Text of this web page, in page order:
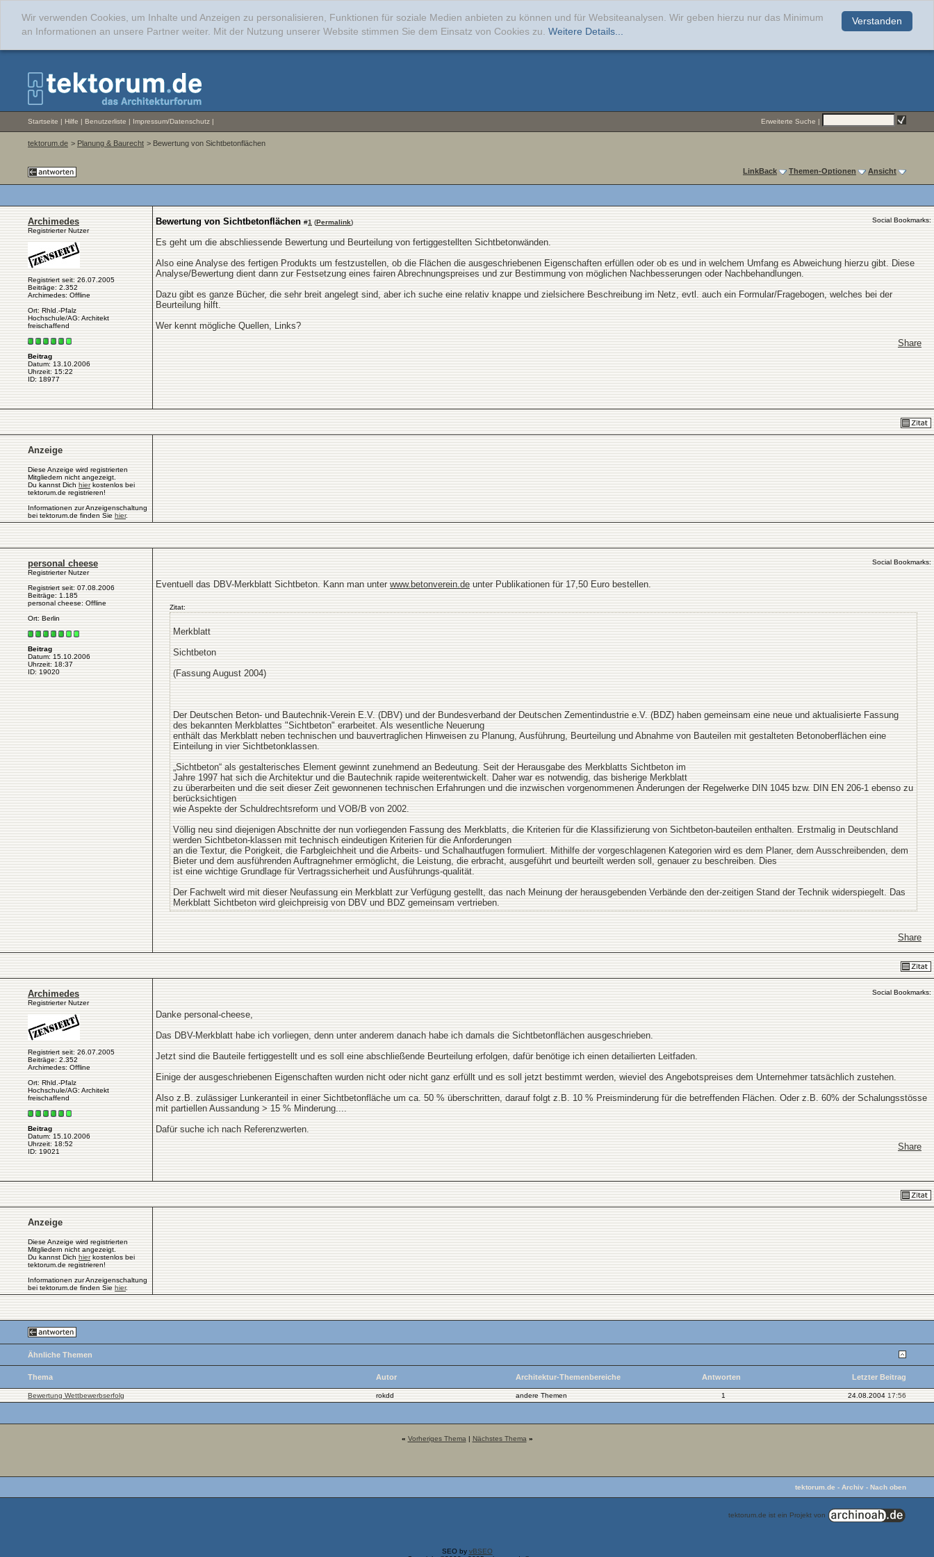
Verstanden
Wir verwenden Cookies, um Inhalte und Anzeigen zu personalisieren, Funktionen für soziale Medien anbieten zu können und für Websiteanalysen. Wir geben hierzu nur das Minimum
an Informationen an unsere Partner weiter. Mit der Nutzung unserer Website stimmen Sie dem Einsatz von Cookies zu. Weitere Details...
Startseite | Hilfe | Benutzerliste | Impressum/Datenschutz | Erweiterte Suche |
tektorum.de > Planung & Baurecht > Bewertung von Sichtbetonflächen
LinkBack Themen-Optionen Ansicht
Archimedes
Registrierter Nutzer
Registriert seit: 26.07.2005
Beiträge: 2.352
Archimedes: Offline
Ort: Rhld.-Pfalz
Hochschule/AG: Architekt
freischaffend
Beitrag
Datum: 13.10.2006
Uhrzeit: 15:22
ID: 18977
Bewertung von Sichtbetonflächen #1 (Permalink) Social Bookmarks:
Es geht um die abschliessende Bewertung und Beurteilung von fertiggestellten Sichtbetonwänden.
Also eine Analyse des fertigen Produkts um festzustellen, ob die Flächen die ausgeschriebenen Eigenschaften erfüllen oder ob es und in welchem Umfang es Abweichung hierzu gibt. Diese
Analyse/Bewertung dient dann zur Festsetzung eines fairen Abrechnungspreises und zur Bestimmung von möglichen Nachbesserungen oder Nachbehandlungen.
Dazu gibt es ganze Bücher, die sehr breit angelegt sind, aber ich suche eine relativ knappe und zielsichere Beschreibung im Netz, evtl. auch ein Formular/Fragebogen, welches bei der
Beurteilung hilft.
Wer kennt mögliche Quellen, Links?
Share
Anzeige
Diese Anzeige wird registrierten
Mitgliedern nicht angezeigt.
Du kannst Dich hierkostenlos bei
tektorum.de registrieren!
Informationen zur Anzeigenschaltung
bei tektorum.de finden Sie hier.
personal cheese
Registrierter Nutzer
Registriert seit: 07.08.2006
Beiträge: 1.185
personal cheese: Offline
Ort: Berlin
Beitrag
Datum: 15.10.2006
Uhrzeit: 18:37
ID: 19020
Social Bookmarks:
Eventuell das DBV-Merkblatt Sichtbeton. Kann man unter www.betonverein.de unter Publikationen für 17,50 Euro bestellen.
Zitat:
Merkblatt
Sichtbeton
(Fassung August 2004)
Der Deutschen Beton- und Bautechnik-Verein E.V. (DBV) und der Bundesverband der Deutschen Zementindustrie e.V. (BDZ) haben gemeinsam eine neue und aktualisierte Fassung
des bekannten Merkblattes "Sichtbeton" erarbeitet. Als wesentliche Neuerung
enthält das Merkblatt neben technischen und bauvertraglichen Hinweisen zu Planung, Ausführung, Beurteilung und Abnahme von Bauteilen mit gestalteten Betonoberflächen eine
Einteilung in vier Sichtbetonklassen.
„Sichtbeton“ als gestalterisches Element gewinnt zunehmend an Bedeutung. Seit der Herausgabe des Merkblatts Sichtbeton im
Jahre 1997 hat sich die Architektur und die Bautechnik rapide weiterentwickelt. Daher war es notwendig, das bisherige Merkblatt
zu überarbeiten und die seit dieser Zeit gewonnenen technischen Erfahrungen und die inzwischen vorgenommenen Änderungen der Regelwerke DIN 1045 bzw. DIN EN 206-1 ebenso zu
berücksichtigen
wie Aspekte der Schuldrechtsreform und VOB/B von 2002.
Völlig neu sind diejenigen Abschnitte der nun vorliegenden Fassung des Merkblatts, die Kriterien für die Klassifizierung von Sichtbeton-bauteilen enthalten. Erstmalig in Deutschland
werden Sichtbeton-klassen mit technisch eindeutigen Kriterien für die Anforderungen
an die Textur, die Porigkeit, die Farbgleichheit und die Arbeits- und Schalhautfugen formuliert. Mithilfe der vorgeschlagenen Kategorien wird es dem Planer, dem Ausschreibenden, dem
Bieter und dem ausführenden Auftragnehmer ermöglicht, die Leistung, die erbracht, ausgeführt und beurteilt werden soll, genauer zu beschreiben. Dies
ist eine wichtige Grundlage für Vertragssicherheit und Ausführungs-qualität.
Der Fachwelt wird mit dieser Neufassung ein Merkblatt zur Verfügung gestellt, das nach Meinung der herausgebenden Verbände den der-zeitigen Stand der Technik widerspiegelt. Das
Merkblatt Sichtbeton wird gleichpreisig von DBV und BDZ gemeinsam vertrieben.
Share
Archimedes
Registrierter Nutzer
Registriert seit: 26.07.2005
Beiträge: 2.352
Archimedes: Offline
Ort: Rhld.-Pfalz
Hochschule/AG: Architekt
freischaffend
Beitrag
Datum: 15.10.2006
Uhrzeit: 18:52
ID: 19021
Social Bookmarks:
Danke personal-cheese,
Das DBV-Merkblatt habe ich vorliegen, denn unter anderem danach habe ich damals die Sichtbetonflächen ausgeschrieben.
Jetzt sind die Bauteile fertiggestellt und es soll eine abschließende Beurteilung erfolgen, dafür benötige ich einen detailierten Leitfaden.
Einige der ausgeschriebenen Eigenschaften wurden nicht oder nicht ganz erfüllt und es soll jetzt bestimmt werden, wieviel des Angebotspreises dem Unternehmer tatsächlich zustehen.
Also z.B. zulässiger Lunkeranteil in einer Sichtbetonfläche um ca. 50 % überschritten, darauf folgt z.B. 10 % Preisminderung für die betreffenden Flächen. Oder z.B. 60% der Schalungsstösse
mit partiellen Aussandung > 15 % Minderung....
Dafür suche ich nach Referenzwerten.
Share
Anzeige
Diese Anzeige wird registrierten
Mitgliedern nicht angezeigt.
Du kannst Dich hierkostenlos bei
tektorum.de registrieren!
Informationen zur Anzeigenschaltung
bei tektorum.de finden Sie hier.
Ähnliche Themen
Thema Autor Architektur-Themenbereiche Antworten Letzter Beitrag
Bewertung Wettbewerbserfolg rokdd andere Themen 1 24.08.2004 17:56
« Vorheriges Thema | Nächstes Thema »
tektorum.de - Archiv - Nach oben
tektorum.de ist ein Projekt von
SEO by vBSEO